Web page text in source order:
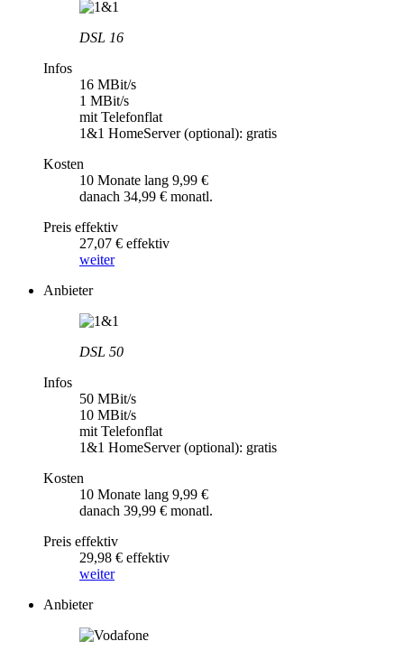
DSL 16
Infos
16 MBit/s
1 MBit/s
mit Telefonflat
1&1 HomeServer (optional): gratis
Kosten
10 Monate lang 9,99 €
danach 34,99 € monatl.
Preis effektiv
27,07 € effektiv
weiter
Anbieter
DSL 50
Infos
50 MBit/s
10 MBit/s
mit Telefonflat
1&1 HomeServer (optional): gratis
Kosten
10 Monate lang 9,99 €
danach 39,99 € monatl.
Preis effektiv
29,98 € effektiv
weiter
Anbieter